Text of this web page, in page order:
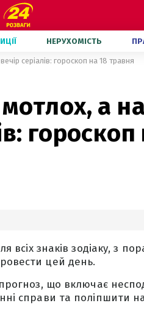
НЕРУХОМІСТЬ
серіалів: гороскоп на 18 травня
а
гороскоп
всіх знаків зодіаку, з
цей день.
що включає
справи та поліпшити